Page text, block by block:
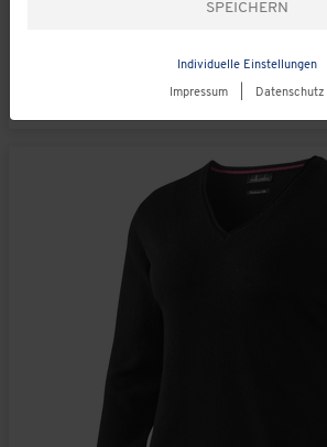
Individuelle Einstellungen
Impressum Datenschutz